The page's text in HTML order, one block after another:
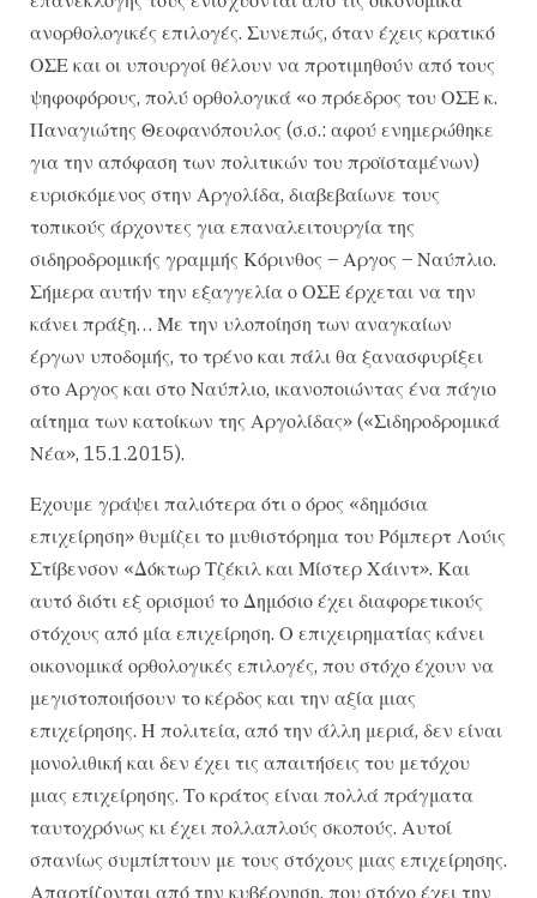
ανορθολογικές επιλογές. Συνεπώς, όταν έχεις κρατικό
ΟΣΕ και οι υπουργοί θέλουν να προτιμηθούν από τους
ψηφοφόρους, πολύ ορθολογικά «ο πρόεδρος του ΟΣΕ κ.
Παναγιώτης Θεοφανόπουλος (σ.σ.: αφού ενημερώθηκε
για την απόφαση των πολιτικών του προϊσταμένων)
ευρισκόμενος στην Αργολίδα, διαβεβαίωνε τους
τοπικούς άρχοντες για επαναλειτουργία της
σιδηροδρομικής γραμμής Κόρινθος – Αργος – Ναύπλιο.
Σήμερα αυτήν την εξαγγελία ο ΟΣΕ έρχεται να την
κάνει πράξη… Με την υλοποίηση των αναγκαίων
έργων υποδομής, το τρένο και πάλι θα ξανασφυρίξει
στο Αργος και στο Ναύπλιο, ικανοποιώντας ένα πάγιο
αίτημα των κατοίκων της Αργολίδας» («Σιδηροδρομικά
Νέα», 15.1.2015).
Εχουμε γράψει παλιότερα ότι ο όρος «δημόσια
επιχείρηση» θυμίζει το μυθιστόρημα του Ρόμπερτ Λούις
Στίβενσον «Δόκτωρ Τζέκιλ και Μίστερ Χάιντ». Και
αυτό διότι εξ ορισμού το Δημόσιο έχει διαφορετικούς
στόχους από μία επιχείρηση. Ο επιχειρηματίας κάνει
οικονομικά ορθολογικές επιλογές, που στόχο έχουν να
μεγιστοποιήσουν το κέρδος και την αξία μιας
επιχείρησης. Η πολιτεία, από την άλλη μεριά, δεν είναι
μονολιθική και δεν έχει τις απαιτήσεις του μετόχου
μιας επιχείρησης. Το κράτος είναι πολλά πράγματα
ταυτοχρόνως κι έχει πολλαπλούς σκοπούς. Αυτοί
σπανίως συμπίπτουν με τους στόχους μιας επιχείρησης.
Απαρτίζονται από την κυβέρνηση, που στόχο έχει την